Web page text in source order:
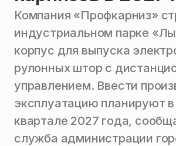
Компания «Профкарниз»
индустриальном парке
корпус для выпуска
рулонных штор с
управлением. Ввести
эксплуатацию планируют
квартале 2027 года,
служба администрации